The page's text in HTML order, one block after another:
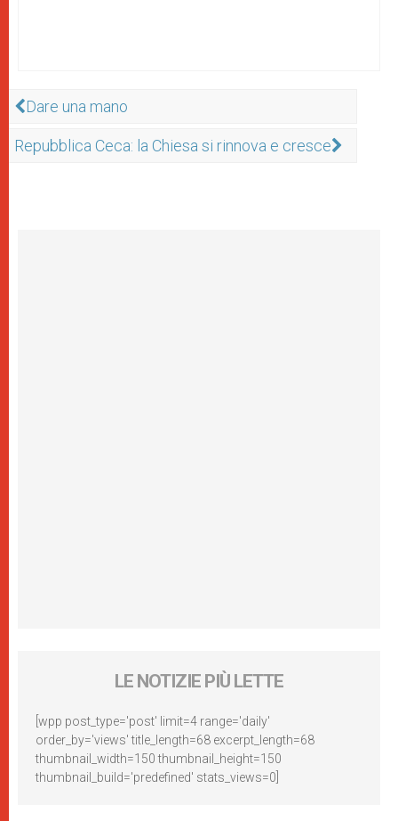
Dare una mano
Repubblica Ceca: la Chiesa si rinnova e cresce
LE NOTIZIE PIÙ LETTE
[wpp post_type='post' limit=4 range='daily'
order_by='views' title_length=68 excerpt_length=68
thumbnail_width=150 thumbnail_height=150
thumbnail_build='predefined' stats_views=0]